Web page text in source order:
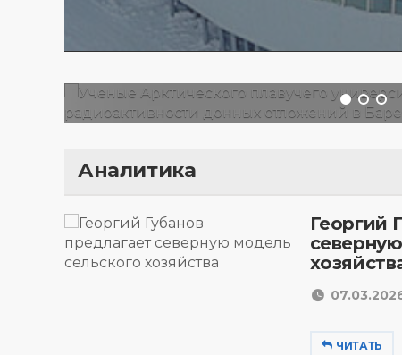
радиоактивности донных
отложений в Баренцевом
Аналитика
Георгий
ЧИТАТЬ